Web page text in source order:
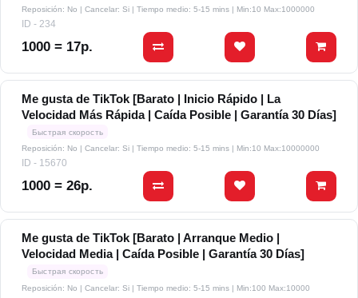
Reposición: No | Cancelar: Si | Tiempo medio: 5-15 mins | Min:10 Max:1000000
ID - 234
1000 = 17р.
Me gusta de TikTok [Barato | Inicio Rápido | La
Velocidad Más Rápida | Caída Posible | Garantía 30 Días]
Быстрая скорость
Reposición: No | Cancelar: Si | Tiempo medio: 5-15 mins
| Min:10 Max:10000000
ID - 15670
1000 = 26р.
Me gusta de TikTok [Barato | Arranque Medio |
Velocidad Media | Caída Posible | Garantía 30 Días]
Быстрая скорость
Reposición: No | Cancelar: Si | Tiempo medio: 5-15 mins | Min:100 Max:10000